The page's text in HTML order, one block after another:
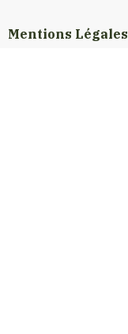
Mentions Légales